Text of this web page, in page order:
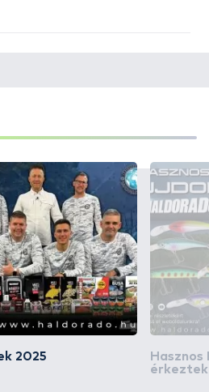
2025
érkeztek